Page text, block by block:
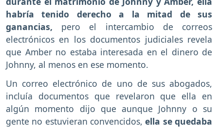
habría tenido derecho a la mitad de sus
ganancias, pero el intercambio de correos
electrónicos en los documentos judiciales revela
que Amber no estaba interesada en el dinero de
Johnny, al menos en ese momento.
Un correo electrónico de uno de sus abogados,
incluía documentos que revelaron que ella en
algún momento dijo que aunque Johnny o su
gente no estuvieran convencidos,ella se quedaba